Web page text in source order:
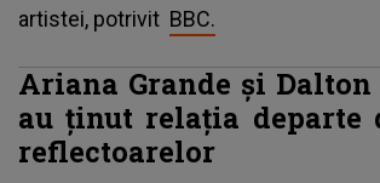
artistei, potrivit BBC.
Ariana Grande și Dalton
au ținut relația departe
reflectoarelor